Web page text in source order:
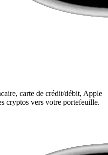
carte de crédit/débit, Apple
cryptos vers votre portefeuille.